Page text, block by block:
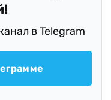
в Telegram